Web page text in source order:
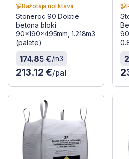
Ražotāja noliktavā
Stoneroc 90 Dobtie
betona bloki,
90x190x495mm, 1.218m3
(palete)
174.85 €/m3
213.12 €/pal